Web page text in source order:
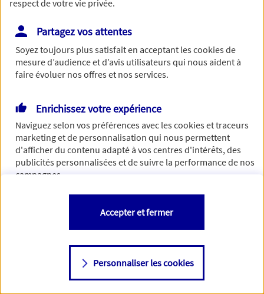
Vous disposez de droits sur les informations vous concernant. Pour
plus d’informations,cliquez ici.
respect de votre vie privée.
Partagez vos attentes
Soyez toujours plus satisfait en acceptant lescookiesde
mesure d’audience et d’avis utilisateurs qui nous aident à
faire évoluer nos offres et nos services.
Enrichissez votre expérience
Naviguez selon vos préférences avec lescookies et traceurs
marketing et de personnalisation qui nous permettent
d'afficher du contenu adapté à vos centres d'intérêts, des
publicités personnalisées et de suivre la performance de nos
campagnes.
Vous êtes libre de les accepter, de les refuser comme de
changer d'avis à tout moment en allant sur
Consulter notre politique decookies
Personnaliser les cookies
Accepter et fermer